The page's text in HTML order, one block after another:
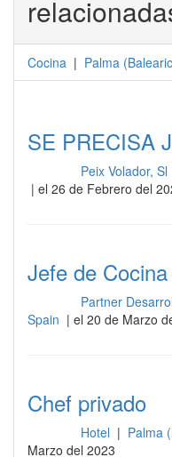
Cocina | Palma (
SE PRECISA
Peix Volador, Sl
| el 26 de Febrero del
Jefe de
Partner
Spain | el 20 de Marzo
Chef privado
Hotel | Palma
Marzo del 2023